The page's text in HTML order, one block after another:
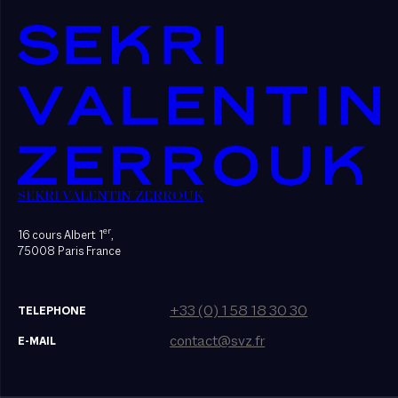
SEKRI VALENTIN ZERROUK
16 cours Albert 1er,
75008 Paris France
TELEPHONE +33 (0) 1 58 18 30 30
E-MAIL contact@svz.fr